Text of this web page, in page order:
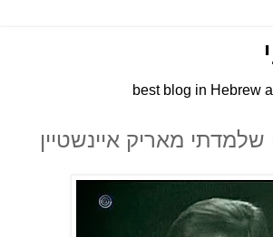
best blog in Hebrew
מאריק איינשטיין